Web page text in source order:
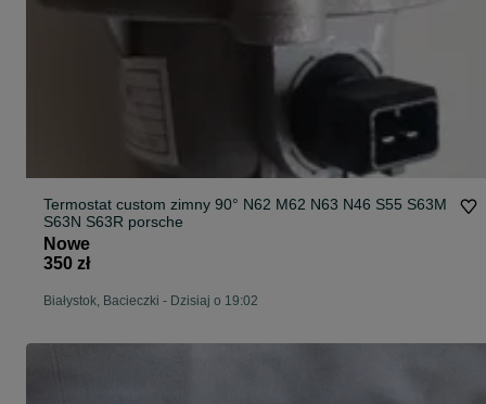
Termostat custom zimny 90° N62 M62 N63 N46 S55 S63M
S63N S63R porsche
Nowe
350 zł
Białystok, Bacieczki - Dzisiaj o 19:02